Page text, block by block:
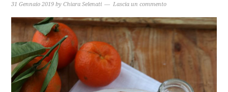
31 Gennaio 2019 byChiara Selenati Lascia un commento